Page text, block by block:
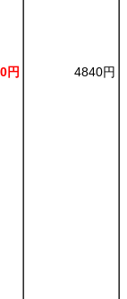
円 4840円